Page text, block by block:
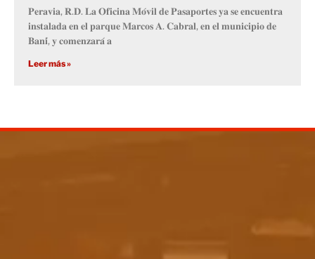
𝐏𝐞𝐫𝐚𝐯𝐢𝐚, 𝐑.𝐃. 𝐋𝐚 𝐎𝐟𝐢𝐜𝐢𝐧𝐚 𝐌𝐨́𝐯𝐢𝐥 𝐝𝐞 𝐏𝐚𝐬𝐚𝐩𝐨𝐫𝐭𝐞𝐬 𝐲𝐚 𝐬𝐞 𝐞𝐧𝐜𝐮𝐞𝐧𝐭𝐫𝐚
𝐢𝐧𝐬𝐭𝐚𝐥𝐚𝐝𝐚 𝐞𝐧 𝐞𝐥 𝐩𝐚𝐫𝐪𝐮𝐞 𝐌𝐚𝐫𝐜𝐨𝐬 𝐀. 𝐂𝐚𝐛𝐫𝐚𝐥, 𝐞𝐧 𝐞𝐥 𝐦𝐮𝐧𝐢𝐜𝐢𝐩𝐢𝐨 𝐝𝐞
𝐁𝐚𝐧𝐢́, 𝐲 𝐜𝐨𝐦𝐞𝐧𝐳𝐚𝐫𝐚́ 𝐚
Leer más »